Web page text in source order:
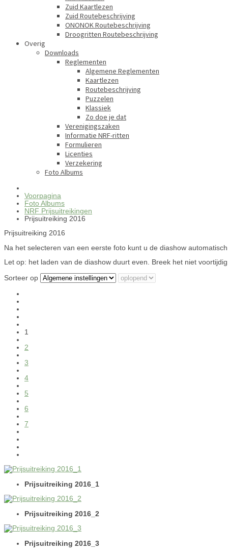
Zuid Kaartlezen
Zuid Routebeschrijving
ONONOK Routebeschrijving
Droogritten Routebeschrijving
Overig
Downloads
Reglementen
Algemene Reglementen
Kaartlezen
Routebeschrijving
Puzzelen
Klassiek
Zo doe je dat
Verenigingszaken
Informatie NRF-ritten
Formulieren
Licenties
Verzekering
Foto Albums
Voorpagina
Foto Albums
NRF Prijsuitreikingen
Prijsuitreiking 2016
Prijsuitreiking 2016
Na het selecteren van een eerste foto kunt u de diashow
Let op: het laden van de diashow duurt even. Breek het niet
Sorteer op
1
2
3
4
5
6
7
Prijsuitreiking 2016_1
Prijsuitreiking 2016_2
Prijsuitreiking 2016_3